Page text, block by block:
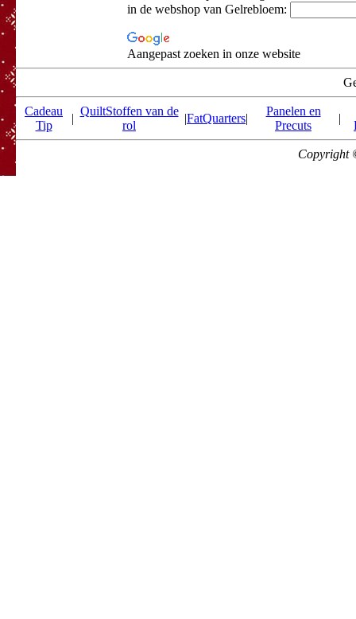
in de webshop van Gelrebloem:
Aangepast zoeken in onze website
Cadeau
Tip
|
QuiltStoffen van de
rol
|FatQuarters|
Panelen en
Precuts
|
Copyright